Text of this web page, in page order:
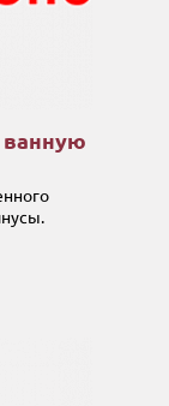
ванную